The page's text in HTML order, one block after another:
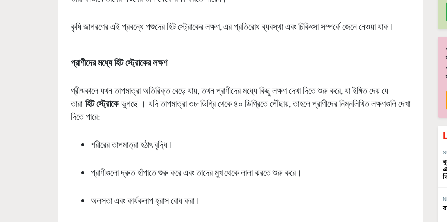
কৃষি জাগরণের এই প্রবন্ধে পশুদের হিট স্ট্রোকের লক্ষণ, এর প্রতিরোধ ব্যবস্থা এবং চিকিৎসা সম্পর্কে জেনে নেওয়া যাক।
প্রাণীদের মধ্যে হিট স্ট্রোকের লক্ষণ
গ্রীষ্মকালে যখন তাপমাত্রা অতিরিক্ত বেড়ে যায়, তখন প্রাণীদের মধ্যে কিছু লক্ষণ দেখা দিতে শুরু করে, যা ইঙ্গিত দেয় যে
তারা হিট স্ট্রোকেভুগছে । যদি তাপমাত্রা ৩৮ ডিগ্রি থেকে ৪০ ডিগ্রিতে পৌঁছায়, তাহলে প্রাণীদের নিম্নলিখিত লক্ষণগুলি দেখা
দিতে পারে:
শরীরের তাপমাত্রা হঠাৎ বৃদ্ধি।
প্রাণীগুলো দ্রুত হাঁপাতে শুরু করে এবং তাদের মুখ থেকে লালা ঝরতে শুরু করে।
অলসতা এবং কার্যকলাপ হ্রাস বোধ করা।